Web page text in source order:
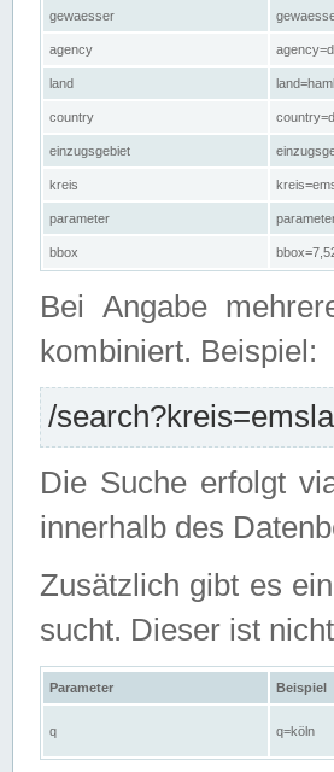
gewaesser
agency
land
country
einzugsgebiet
kreis
parameter
bbox
Bei Angabe
kombiniert. Beispiel:
/
Die Suche erfolgt
innerhalb des
Zusätzlich gibt es
sucht. Dieser ist
Parameter Beispiel
q q=köln